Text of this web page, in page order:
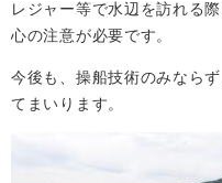
レジャー等で水辺を訪れる
心の注意が必要です。
今後も、操船技術のみなら
てまいります。